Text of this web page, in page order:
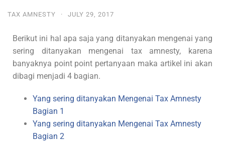
TAX AMNESTY · JULY 29, 2017
Berikut ini hal apa saja yang ditanyakan mengenai yang
sering ditanyakan mengenai tax amnesty, karena
banyaknya point point pertanyaan maka artikel ini akan
dibagi menjadi 4 bagian.
Yang sering ditanyakan Mengenai Tax Amnesty
Bagian 1
Yang sering ditanyakan Mengenai Tax Amnesty
Bagian 2